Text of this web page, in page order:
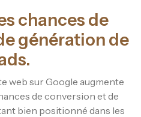
chances de
génération de
web sur Google augmente
de conversion et de
bien positionné dans les